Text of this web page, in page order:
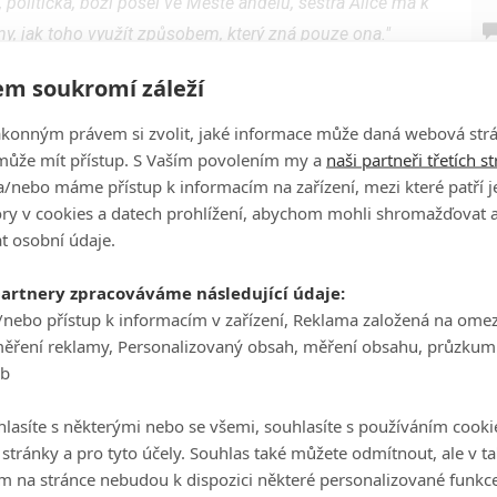
jak toho využít způsobem, který zná pouze ona."
Gardnera
a série bude zasazena do Los Angeles
ekonomickým boomem.
došlo, podíváme se do doby, kdy byl Perry Mason
jeho právnické kariéry.
desetiletí, který může změnit chod města a
trůny, Rodina Sopránů). Se scénářem mu
se ujmou i rolí showrunnerů.
soukromí záleží
právem si zvolit, jaké informace může daná webová
mít přístup. S Vaším povolením my a naši partneři třetích
nebo máme přístup k informacím na zařízení, mezi které patří
v cookies a datech prohlížení, abychom mohli shromažďovat
osobní údaje.
zpracováváme následující údaje:
přístup k informacím v zařízení, Reklama založená na
reklamy, Personalizovaný obsah, měření obsahu,
s některými nebo se všemi, souhlasíte s používáním
a pro tyto účely. Souhlas také můžete odmítnout, ale v
na stránce nebudou k dispozici některé personalizované